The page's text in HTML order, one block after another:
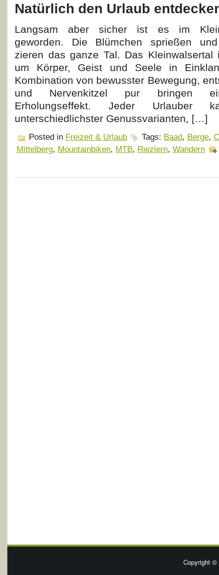
Natürlich den Urlaub
Langsam aber sicher ist es im
geworden. Die Blümchen sprießen
zieren das ganze Tal. Das
um Körper, Geist und Seele in
Kombination von bewusster Bewegung,
und Nervenkitzel pur bringen
Erholungseffekt. Jeder Urlauber
unterschiedlichster Genussvarianten, […]
Posted in Freizeit & Urlaub Tags: Baad, Berge,
Mittelberg, Mountainbiken, MTB, Riezlern, Wandern
Copyright ©